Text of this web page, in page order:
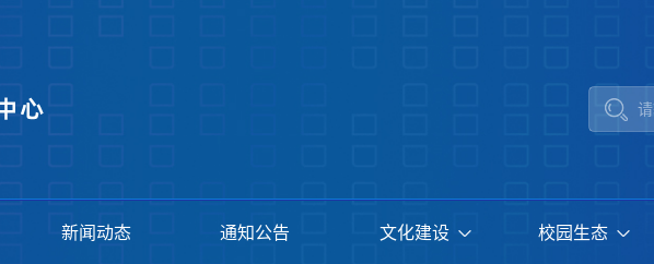
新闻动态 通知公告 文化建设 校园生态